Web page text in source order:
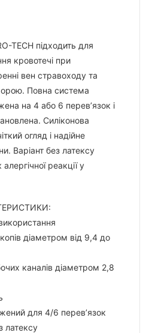
TECH підходить для
кровотечі при
вен стравоходу та
Повна система
на 4 або 6 перев’язок і
Силіконова
огляд і надійне
Варіант без латексу
реакції у
діаметром від 9,4 до
каналів діаметром 2,8
для 4/6 перев’язок
латексу